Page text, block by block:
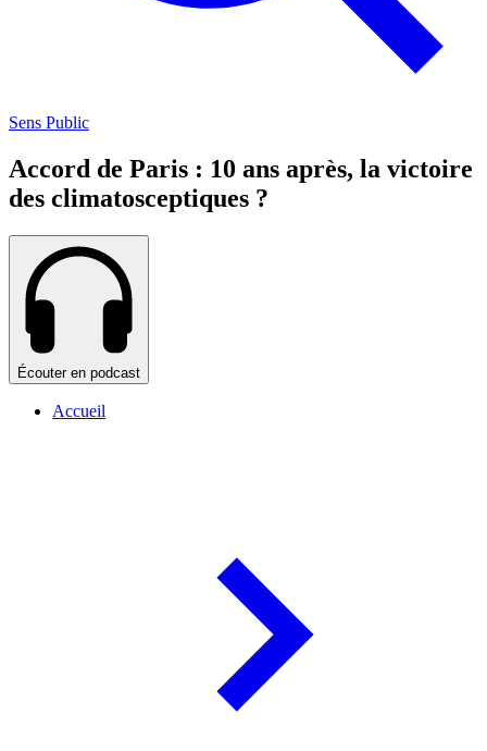
Sens Public
Accord de Paris : 10 ans après, la victoire
des climatosceptiques ?
Écouter en podcast
Accueil